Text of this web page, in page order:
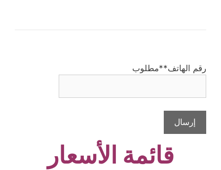
رقم الهاتف**مطلوب
إرسال
قائمة الأسعار